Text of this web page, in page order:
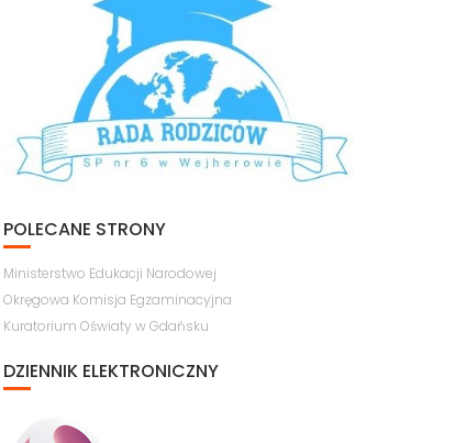
POLECANE STRONY
Ministerstwo Edukacji Narodowej
Okręgowa Komisja Egzaminacyjna
Kuratorium Oświaty w Gdańsku
DZIENNIK ELEKTRONICZNY